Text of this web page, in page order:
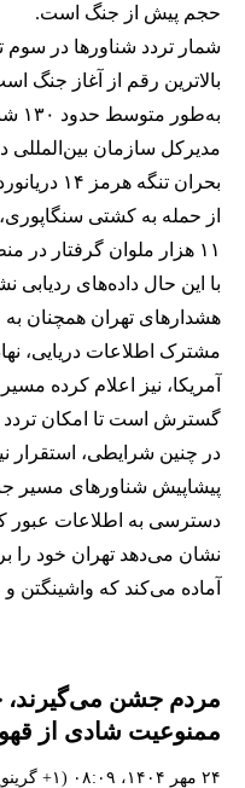
حجم پیش از جنگ است.
بالاترین رقم از آغاز جنگ
به‌طور متوسط حدود ۱۳۰ شناور از این مسیر عبور می‌کرد.
مدیرکل سازمان بین‌المللی
بحران
۱۱ هزار ملوان گرفتار در منطقه را موقتا به حالت تعلیق درآورد.
با این حال داده‌های ردیابی
هشدارهای تهران همچنان
مشترک اطلاعات دریایی،
آمریکا، نیز اعلام کرده
گسترش است تا امکان
در چنین شرایطی، استقرار
پیشاپیش شناورهای مسیر
دسترسی به اطلاعات عبور
نشان می‌دهد تهران خود را
آماده می‌کند که
مردم جشن
ممنوعیت شادی از
۲۴ مهر ۱۴۰۴، ۰۸:۰۹ (‎+۱ گرینویچ)